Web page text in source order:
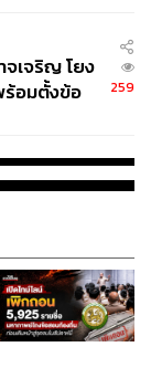
จเจริญ โยง
ร้อมตั้งข้อ
259